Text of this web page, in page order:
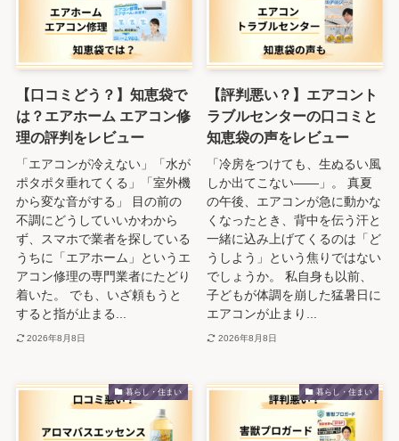
【口コミどう？】知恵袋で
は？エアホーム エアコン修
理の評判をレビュー
「エアコンが冷えない」「水が
ポタポタ垂れてくる」「室外機
から変な音がする」 目の前の
不調にどうしていいかわから
ず、スマホで業者を探している
うちに「エアホーム」というエ
アコン修理の専門業者にたどり
着いた。 でも、いざ頼もうと
すると指が止まる...
2026年8月8日
【評判悪い？】エアコント
ラブルセンターの口コミと
知恵袋の声をレビュー
「冷房をつけても、生ぬるい風
しか出てこない――」。 真夏
の午後、エアコンが急に動かな
くなったとき、背中を伝う汗と
一緒に込み上げてくるのは「ど
うしよう」という焦りではない
でしょうか。 私自身も以前、
子どもが体調を崩した猛暑日に
エアコンが止まり...
2026年8月8日
暮らし・住まい 暮らし・住まい